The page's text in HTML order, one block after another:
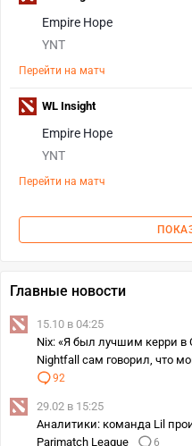
Empire Hope
YNT
Перейти на матч
Empire Hope
YNT
Перейти на матч
WL Insight
Главные новости
15.10 в 04:25
Nix: «Я был лучшим керри в
Nightfall сам говорил, что
92
29.02 в 15:25
Аналитики: команда Lil
Parimatch League
6